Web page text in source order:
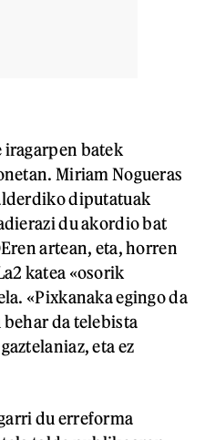
iragarpen batek
Miriam Nogueras
diputatuak
du akordio bat
artean, eta, horren
katea «osorik
«Pixkanaka egingo da
da telebista
eta ez
du erreforma